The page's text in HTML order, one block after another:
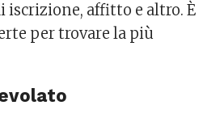
iscrizione, affitto e altro. È
per trovare la più